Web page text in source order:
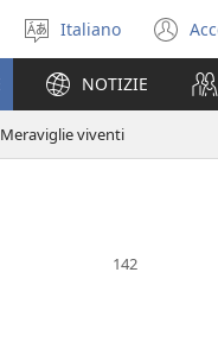
Seleziona
la
lingua
Italiano
NOTIZIE
Meraviglie viventi